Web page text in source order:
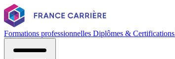
Formations professionnelles Diplômes & Certifications